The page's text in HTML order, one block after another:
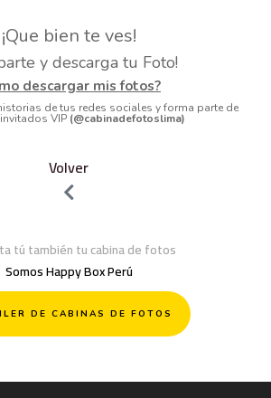
¡Que bien te ves!
y descarga tu Foto!
descargar mis fotos?
de tus redes sociales y forma parte de
VIP (@cabinadefotoslima)
Volver
tú también tu cabina de fotos
Somos Happy Box Perú
DE CABINAS DE FOTOS